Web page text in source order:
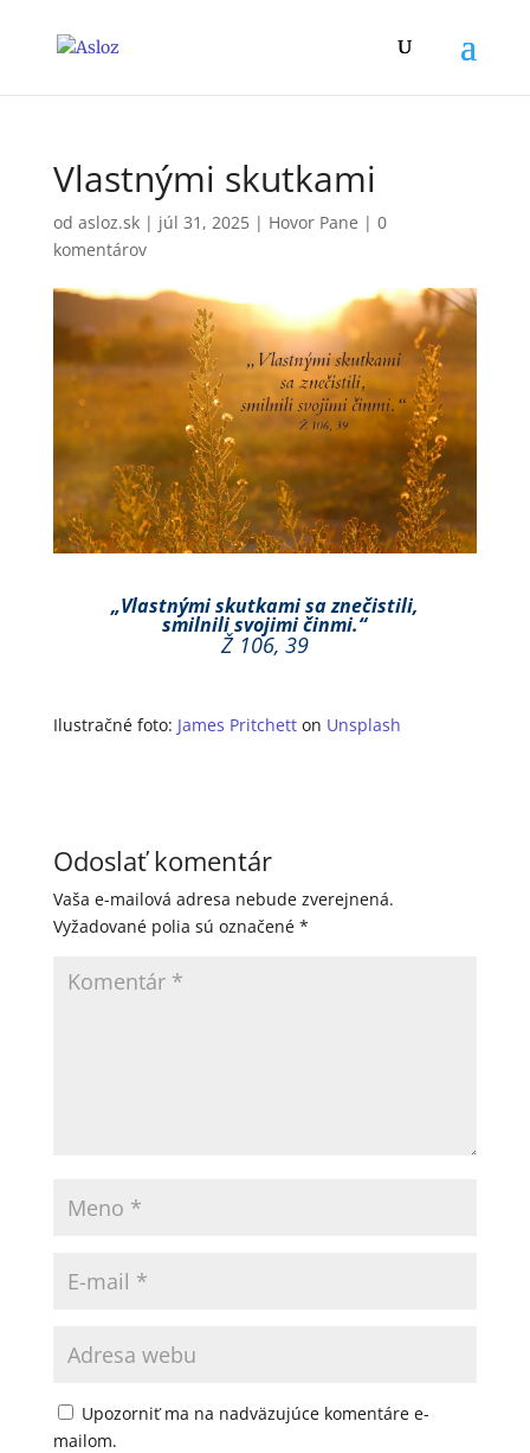
Vlastnými skutkami
od asloz.sk| júl 31, 2025| Hovor Pane | 0
komentárov
„Vlastnými skutkami sa znečistili,
smilnili svojimi činmi.“
Ž 106, 39
Ilustračné foto: James Pritchetton Unsplash
Odoslať komentár
Vaša e-mailová adresa nebude zverejnená.
Vyžadované polia sú označené *
Upozorniť ma na nadväzujúce komentáre e-
mailom.